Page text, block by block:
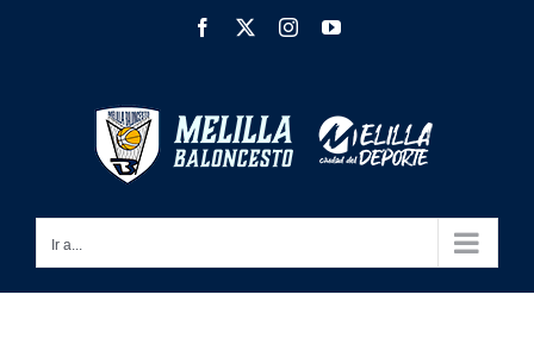
Facebook InstagramYouTube
Ir a...